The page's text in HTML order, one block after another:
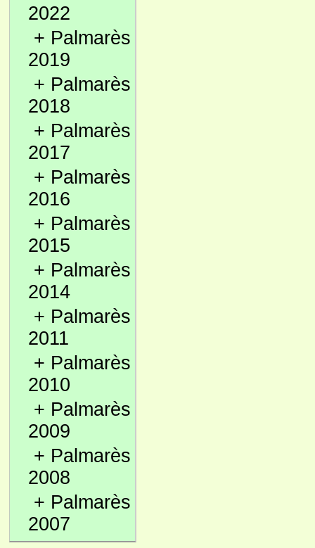
2022
+ Palmarès
2019
+ Palmarès
2018
+ Palmarès
2017
+ Palmarès
2016
+ Palmarès
2015
+ Palmarès
2014
+ Palmarès
2011
+ Palmarès
2010
+ Palmarès
2009
+ Palmarès
2008
+ Palmarès
2007